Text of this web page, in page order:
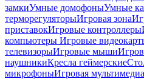
замкиУмные домофоныУмные
терморегуляторыИгровая зона
приставокИгровые контроллеры
компьютеры Игровые
телевизорыИгровые мыши
наушникиКресла геймерские
микрофоныИгровая